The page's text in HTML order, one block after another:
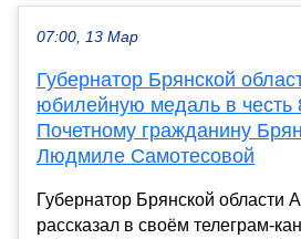
07:00, 13 Мар
Губернатор Брянской
юбилейную медаль в честь
Почетному гражданину
Людмиле Самотесовой
Губернатор Брянской области
рассказал в своём телеграм-